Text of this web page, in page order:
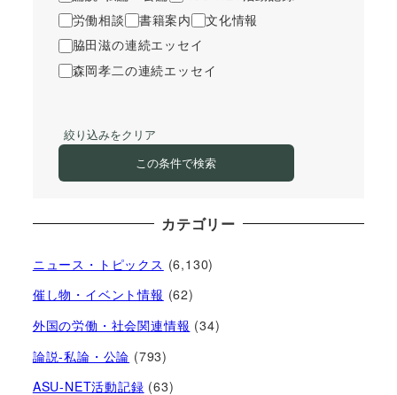
労働相談
書籍案内
文化情報
脇田滋の連続エッセイ
森岡孝二の連続エッセイ
絞り込みをクリア
この条件で検索
カテゴリー
ニュース・トピックス (6,130)
催し物・イベント情報 (62)
外国の労働・社会関連情報 (34)
論説-私論・公論 (793)
ASU-NET活動記録 (63)